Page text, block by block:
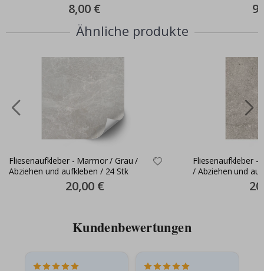
Special
Price
8,00 €
Ähnliche produkte
Fliesenaufkleber - Marmor / Grau /
Abziehen und aufkleben / 24 Stk
Special
Price
20,00 €
Fliesenaufkleber -
/ Abziehen und
Kundenbewertungen